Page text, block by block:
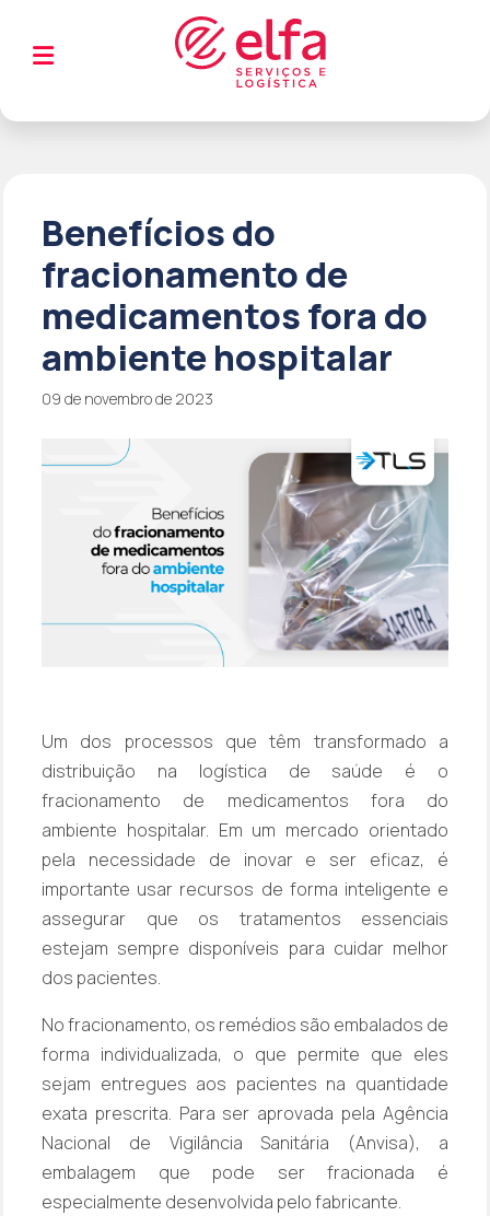
Benefícios do
fracionamento de
medicamentos fora do
ambiente hospitalar
09 de novembro de 2023
Um dos processos que têm transformado a
distribuição na logística de saúde é o
fracionamento de medicamentos fora do
ambiente hospitalar. Em um mercado orientado
pela necessidade de inovar e ser eficaz, é
importante usar recursos de forma inteligente e
assegurar que os tratamentos essenciais
estejam sempre disponíveis para cuidar melhor
dos pacientes.
No fracionamento, os remédios são embalados de
forma individualizada, o que permite que eles
sejam entregues aos pacientes na quantidade
exata prescrita. Para ser aprovada pela Agência
Nacional de Vigilância Sanitária (Anvisa), a
embalagem que pode ser fracionada é
especialmente desenvolvida pelo fabricante.